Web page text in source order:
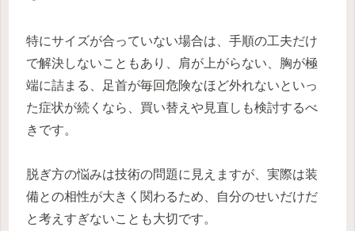
特にサイズが合っていない場合は、手順の工夫だけ
で解決しないこともあり、肩が上がらない、胸が極
端に詰まる、足首が毎回危険なほど外れないといっ
た症状が続くなら、買い替えや見直しも検討するべ
きです。
脱ぎ方の悩みは技術の問題に見えますが、実際は装
備との相性が大きく関わるため、自分のせいだけだ
と考えすぎないことも大切です。